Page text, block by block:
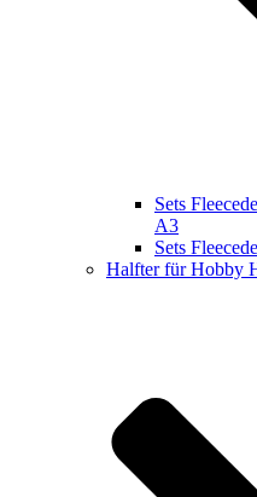
Sets
A3
Sets
Halfter für Hobby